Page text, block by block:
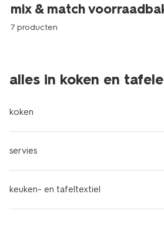
mix & match
7 producten
alles in koken en
koken
servies
keuken- en tafeltextiel